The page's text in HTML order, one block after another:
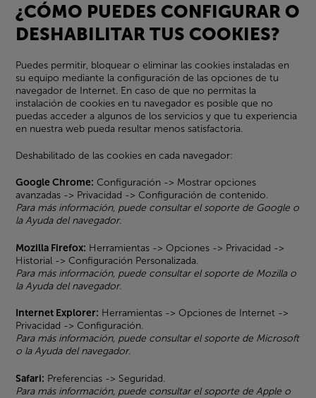
¿CÓMO PUEDES CONFIGURAR O
DESHABILITAR TUS COOKIES?
Puedes permitir, bloquear o eliminar las cookies instaladas en
su equipo mediante la configuración de las opciones de tu
navegador de Internet. En caso de que no permitas la
instalación de cookies en tu navegador es posible que no
puedas acceder a algunos de los servicios y que tu experiencia
en nuestra web pueda resultar menos satisfactoria.
Deshabilitado de las cookies en cada navegador:
Google Chrome: Configuración -> Mostrar opciones
avanzadas -> Privacidad -> Configuración de contenido.
Para más información, puede consultar el soporte de Google o
la Ayuda del navegador.
Mozilla Firefox: Herramientas -> Opciones -> Privacidad ->
Historial -> Configuración Personalizada.
Para más información, puede consultar el soporte de Mozilla o
la Ayuda del navegador.
Internet Explorer: Herramientas -> Opciones de Internet ->
Privacidad -> Configuración.
Para más información, puede consultar el soporte de Microsoft
o la Ayuda del navegador.
Safari: Preferencias -> Seguridad.
Para más información, puede consultar el soporte de Apple o